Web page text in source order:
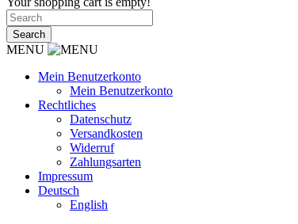
MENU
Mein Benutzerkonto
Mein Benutzerkonto
Rechtliches
Datenschutz
Versandkosten
Widerruf
Zahlungsarten
Impressum
Deutsch
English